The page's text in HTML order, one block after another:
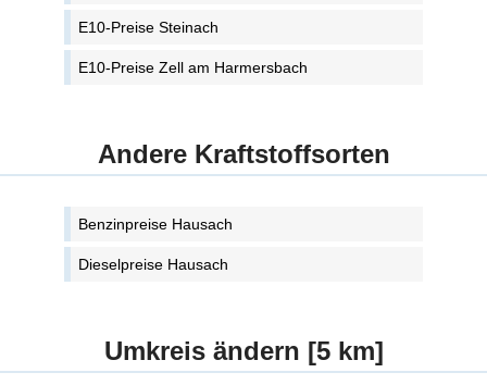
E10-Preise Steinach
E10-Preise Zell am Harmersbach
Andere Kraftstoffsorten
Benzinpreise Hausach
Dieselpreise Hausach
Umkreis ändern [5 km]